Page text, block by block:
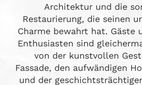
Architektur und die
Restaurierung, die seinen
Charme bewahrt hat. Gäste
Enthusiasten sind
von der kunstvollen
Fassade, den aufwändigen
und der